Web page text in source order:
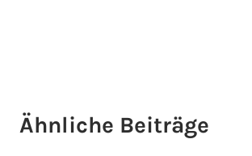
Ähnliche Beiträge